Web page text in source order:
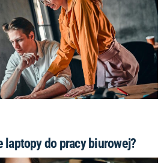
laptopy do pracy biurowej?